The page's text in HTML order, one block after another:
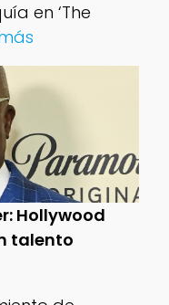
en ‘The
Hollywood
talento